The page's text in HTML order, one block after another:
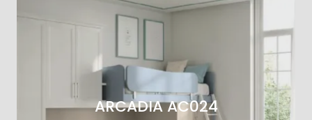
ARCADIA AC024